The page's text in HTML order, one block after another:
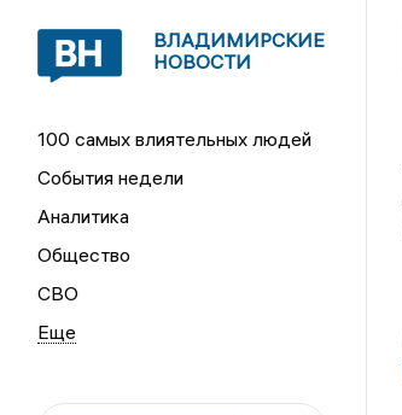
ВЛАДИМИРСКИЕ
НОВОСТИ
100 самых влиятельных людей
События недели
Аналитика
Общество
СВО